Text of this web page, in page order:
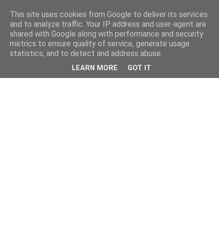
This site uses cookies from Google to deliver its services
and to analyze traffic. Your IP address and user-agent are
shared with Google along with performance and security
metrics to ensure quality of service, generate usage
statistics, and to detect and address abuse.
LEARN MORE GOT IT